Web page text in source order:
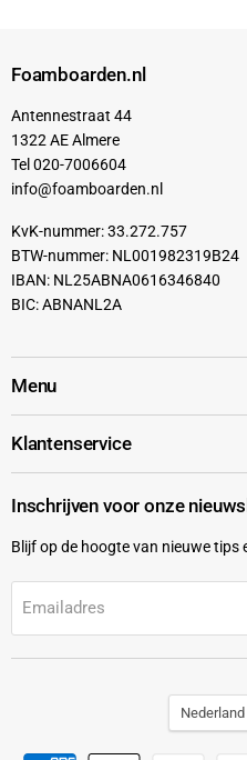
Foamboarden.nl
Antennestraat 44
1322 AE Almere
Tel 020-7006604
info@foamboarden.nl
KvK-nummer: 33.272.757
BTW-nummer: NL001982319B24
IBAN: NL25ABNA0616346840
BIC: ABNANL2A
Menu
Klantenservice
Inschrijven voor onze
Blijf op de hoogte van nieuwe tips
Emailadres
Land
Nederland